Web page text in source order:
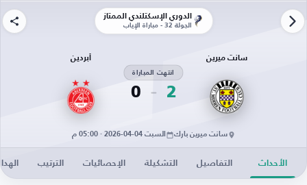
الدوري الإسكتلندي الممتاز
الجولة 32 - مباراة الإياب
سانت ميرين
2
انتهت المباراة
0
أبردين
سانت ميرين بارك السبت 04-04-2026 · 05:00 م
الأحداث التفاصيل التشكيلة الإحصائيات الترتيب